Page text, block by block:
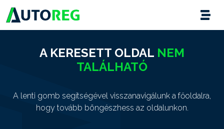
A KERESETT OLDAL NEM
TALÁLHATÓ
A lenti gomb segítségével visszanavigálunk a főoldalra,
hogy tovább böngészhess az oldalunkon.